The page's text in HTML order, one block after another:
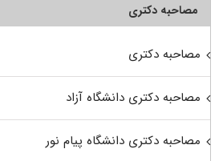
مصاحبه دکتری
مصاحبه دکتری
مصاحبه دکتری دانشگاه آزاد
مصاحبه دکتری دانشگاه پیام نور